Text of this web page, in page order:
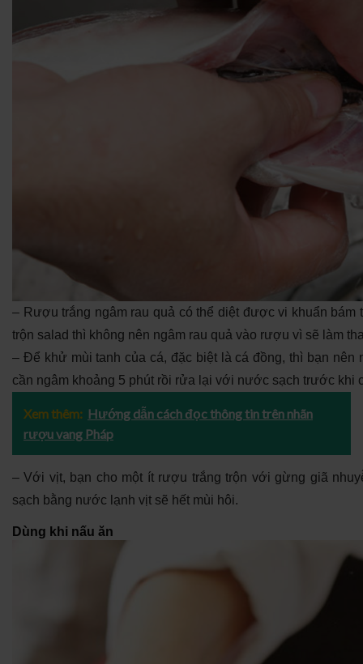
– Rượu trắng ngâm rau quả có thể diệt được vi khuẩn bám
trộn salad thì không nên ngâm rau quả vào rượu vì sẽ làm
– Để khử mùi tanh của cá, đặc biệt là cá đồng, thì bạn
cần ngâm khoảng 5 phút rồi rửa lại với nước sạch trước khi
Xem thêm: Hướng dẫn cách đọc thông tin trên nhãn
rượu vang Pháp
– Với vịt, bạn cho một ít rượu trắng trộn với gừng giã
sạch bằng nước lạnh vịt sẽ hết mùi hôi.
Dùng khi nấu ăn